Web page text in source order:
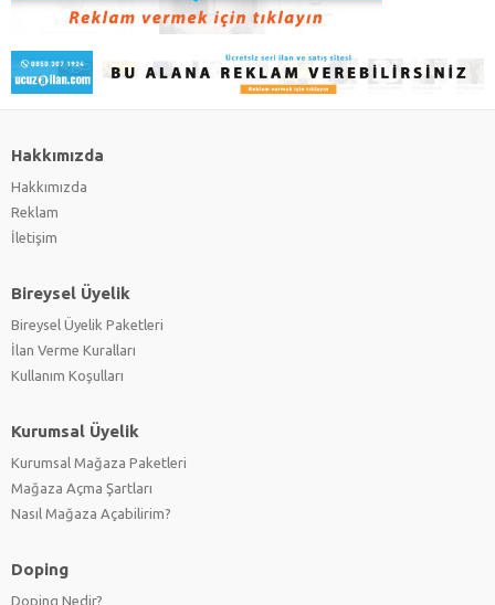
Hakkımızda
Hakkımızda
Reklam
İletişim
Bireysel Üyelik
Bireysel Üyelik Paketleri
İlan Verme Kuralları
Kullanım Koşulları
Kurumsal Üyelik
Kurumsal Mağaza Paketleri
Mağaza Açma Şartları
Nasıl Mağaza Açabilirim?
Doping
Doping Nedir?